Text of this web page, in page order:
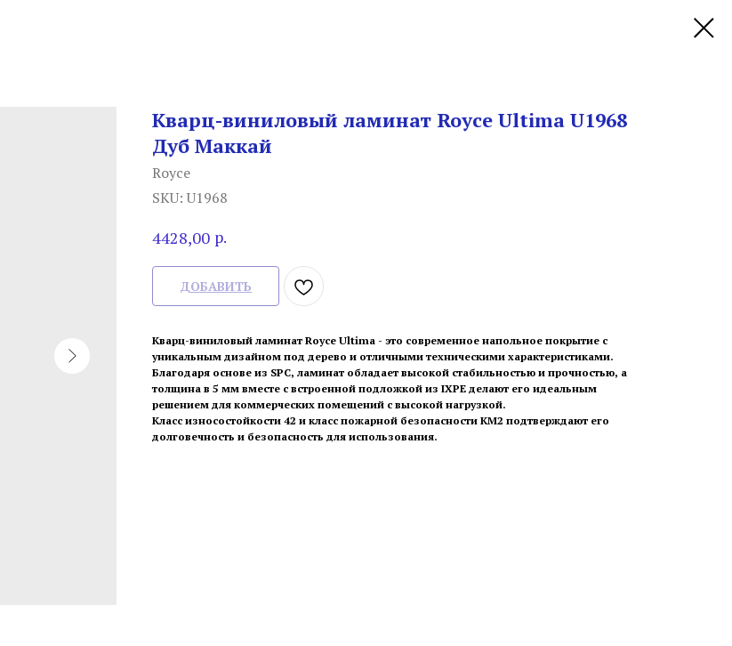
Кварц-виниловый ламинат Royce Ultima U1968
Дуб Маккай
Royce
SKU: U1968
4428,00 р.
ДОБАВИТЬ
Кварц-виниловый ламинат Royce Ultima - это современное напольное покрытие с
уникальным дизайном под дерево и отличными техническими характеристиками.
Благодаря основе из SPC, ламинат обладает высокой стабильностью и прочностью, а
толщина в 5 мм вместе с встроенной подложкой из IXPE делают его идеальным
решением для коммерческих помещений с высокой нагрузкой.
Класс износостойкости 42 и класс пожарной безопасности КМ2 подтверждают его
долговечность и безопасность для использования.